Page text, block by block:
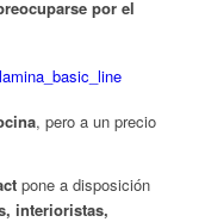
por el
, pero a un precio
pone a disposición
interioristas,